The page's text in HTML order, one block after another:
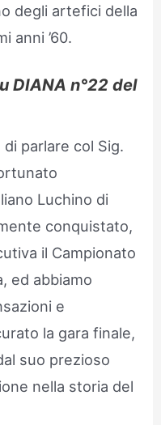
degli artefici della
anni ’60.
DIANA n°22 del
parlare col Sig.
Luchino di
conquistato,
il Campionato
ed abbiamo
e
la gara finale,
suo prezioso
nella storia del